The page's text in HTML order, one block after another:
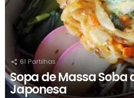
61 Partilhas
Sopa de Massa
Japonesa